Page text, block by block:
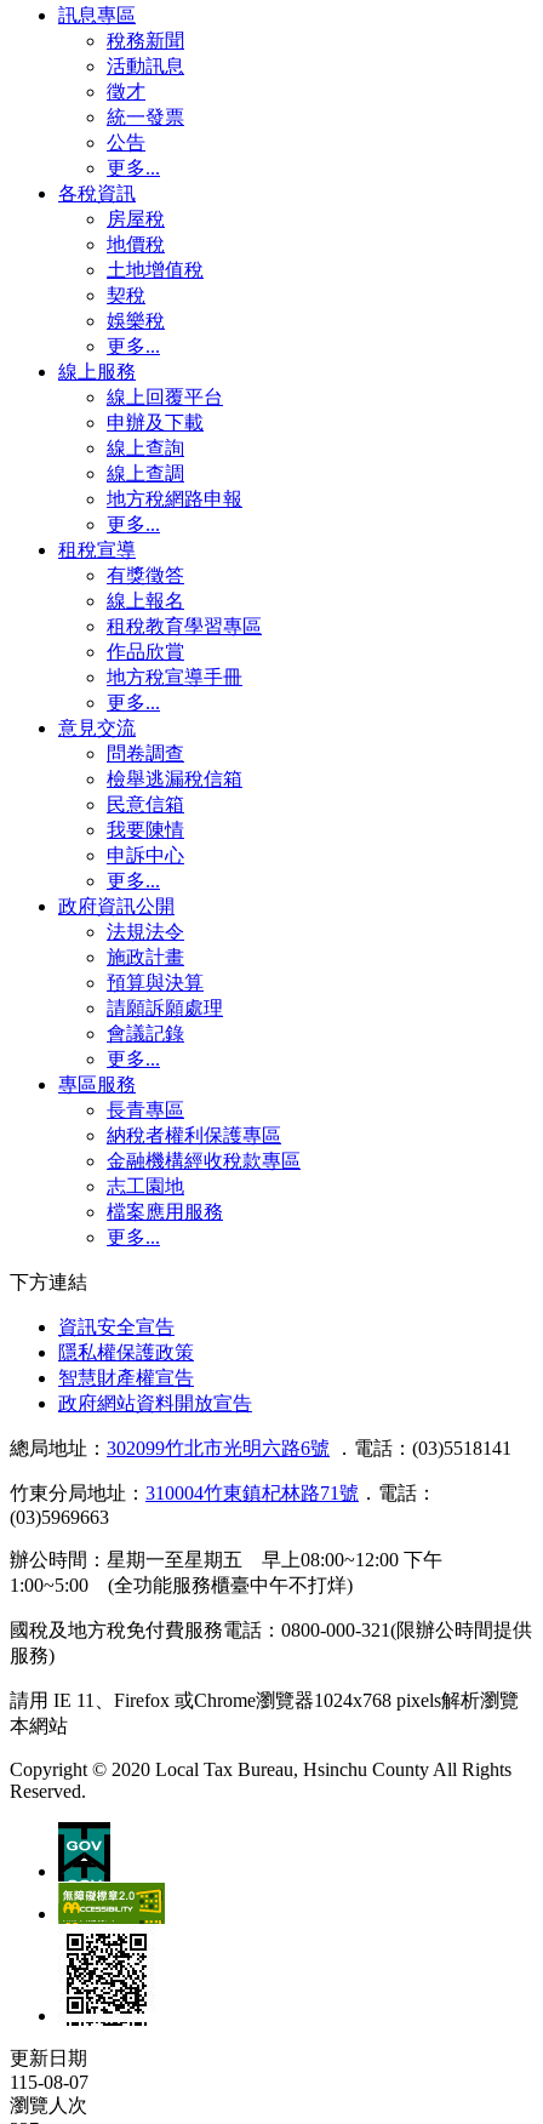
訊息專區
稅務新聞
活動訊息
徵才
統一發票
公告
更多...
各稅資訊
房屋稅
地價稅
土地增值稅
契稅
娛樂稅
更多...
線上服務
線上回覆平台
申辦及下載
線上查詢
線上查調
地方稅網路申報
更多...
租稅宣導
有獎徵答
線上報名
租稅教育學習專區
作品欣賞
地方稅宣導手冊
更多...
意見交流
問卷調查
檢舉逃漏稅信箱
民意信箱
我要陳情
申訴中心
更多...
政府資訊公開
法規法令
施政計畫
預算與決算
請願訴願處理
會議記錄
更多...
專區服務
長青專區
納稅者權利保護專區
金融機構經收稅款專區
志工園地
檔案應用服務
更多...
下方連結
資訊安全宣告
隱私權保護政策
智慧財產權宣告
政府網站資料開放宣告
總局地址： 302099竹北市光明六路6號 ．電話：(03)5518141
竹東分局地址： 310004竹東鎮杞林路71號 ．電話：
(03)5969663
辦公時間：星期一至星期五 早上08:00~12:00 下午
1:00~5:00 (全功能服務櫃臺中午不打烊)
國稅及地方稅免付費服務電話：0800-000-321(限辦公時間提供
服務)
請用 IE 11、Firefox 或Chrome瀏覽器1024x768 pixels解析瀏覽
本網站
Copyright © 2020 Local Tax Bureau, Hsinchu County All Rights
Reserved.
更新日期
115-08-07
瀏覽人次